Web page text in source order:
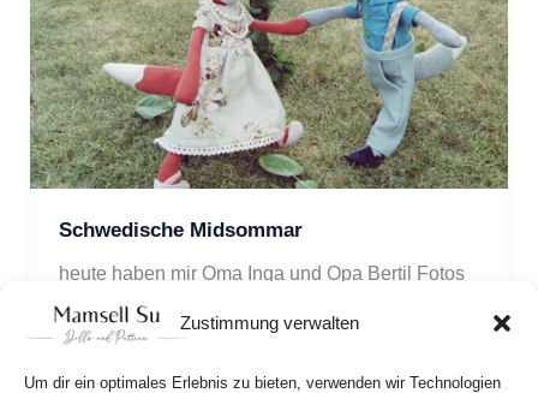
Zustimmung verwalten
Um dir ein optimales Erlebnis zu bieten, verwenden wir Technologien
Schwedische Midsommar
heute haben mir Oma Inga und Opa Bertil Fotos
von ihrer Mittsommernachts Sause gezeigt. Die
fröhlichen Zwei sind gut gelaunt